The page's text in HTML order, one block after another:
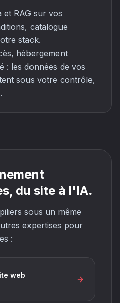
et RAG sur vos
catalogue
stack.
hébergement
: les données de vos
sous votre contrôle,
du site à l'IA.
sous un même
expertises pour
:
web